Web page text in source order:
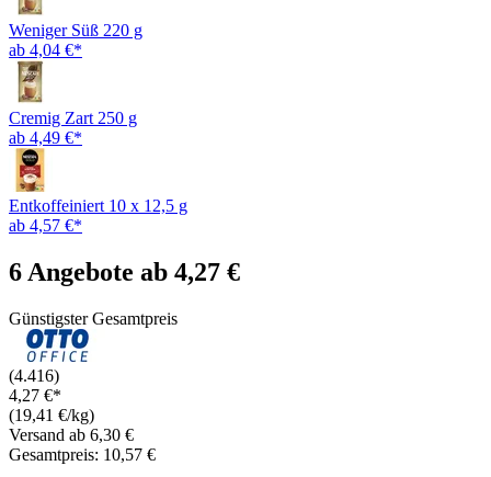
Weniger Süß 220 g
ab 4,04 €*
Cremig Zart 250 g
ab 4,49 €*
Entkoffeiniert 10 x 12,5 g
ab 4,57 €*
6 Angebote ab 4,27 €
Günstigster Gesamtpreis
(4.416)
4,27 €*
(19,41 €/kg)
Versand ab 6,30 €
Gesamtpreis: 10,57 €